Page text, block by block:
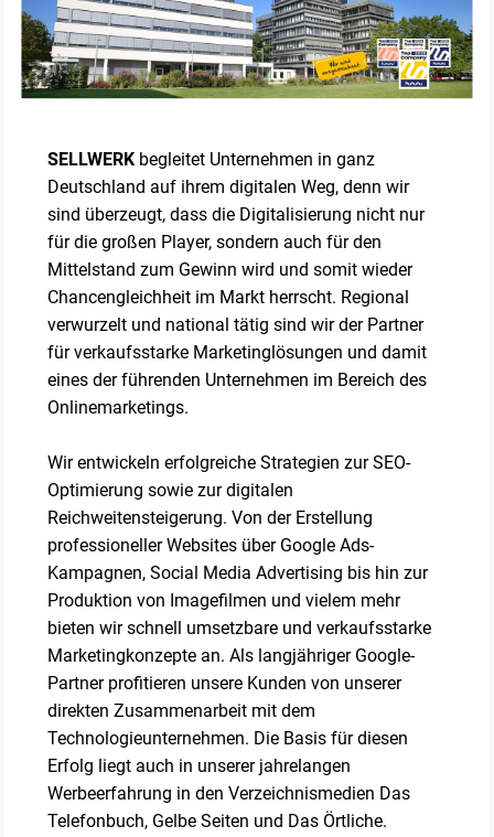
SELLWERK begleitet Unternehmen in ganz
Deutschland auf ihrem digitalen Weg, denn wir
sind überzeugt, dass die Digitalisierung nicht nur
für die großen Player, sondern auch für den
Mittelstand zum Gewinn wird und somit wieder
Chancengleichheit im Markt herrscht. Regional
verwurzelt und national tätig sind wir der Partner
für verkaufsstarke Marketinglösungen und damit
eines der führenden Unternehmen im Bereich des
Onlinemarketings.
Wir entwickeln erfolgreiche Strategien zur SEO-
Optimierung sowie zur digitalen
Reichweitensteigerung. Von der Erstellung
professioneller Websites über Google Ads-
Kampagnen, Social Media Advertising bis hin zur
Produktion von Imagefilmen und vielem mehr
bieten wir schnell umsetzbare und verkaufsstarke
Marketingkonzepte an. Als langjähriger Google-
Partner profitieren unsere Kunden von unserer
direkten Zusammenarbeit mit dem
Technologieunternehmen. Die Basis für diesen
Erfolg liegt auch in unserer jahrelangen
Werbeerfahrung in den Verzeichnismedien Das
Telefonbuch, Gelbe Seiten und Das Örtliche.